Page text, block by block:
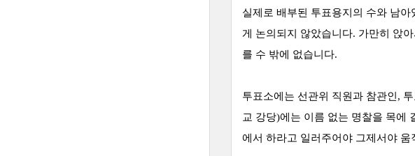
실제로 배부된 투표용지의 수와 남
게 논의되지 않았습니다. 가만히 앉
를 수 밖에 없습니다.
투표소에는 선관위 직원과 참관인,
교 강당)에는 이름 없는 명찰을 목에
에서 하라고 일러주어야 그제서야 움